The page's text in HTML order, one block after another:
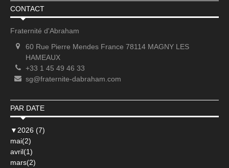
CONTACT
Fraternité d'Abraham
60 Rue Pierre Mendes France 78114 MAGNY LES
HAMEAUX
+33 1 45 49 46 33
sg@fraternite-dabraham.com
PAR DATE
▼ 2026 (7)
mai(2)
avril(1)
mars(2)